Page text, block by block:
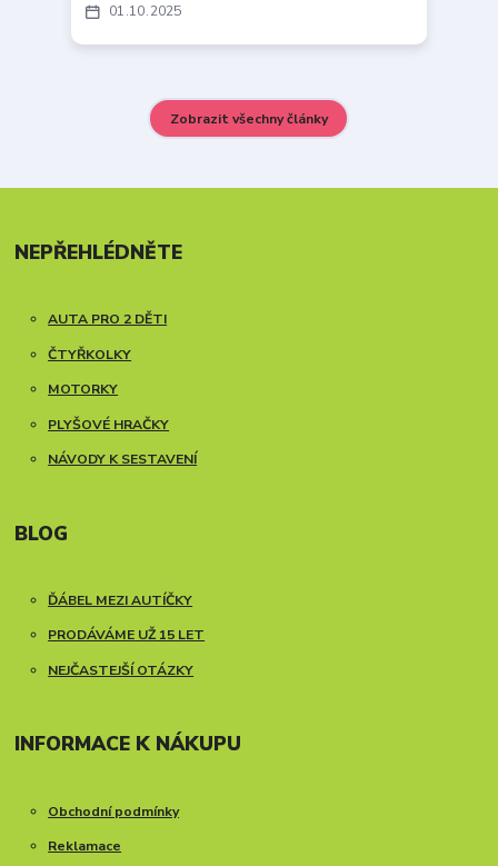
01 10 2025
Zobrazit všechny články
NEPŘEHLÉDNĚTE
AUTA PRO 2 DĚTI
ČTYŘKOLKY
MOTORKY
PLYŠOVÉ HRAČKY
NÁVODY K SESTAVENÍ
BLOG
ĎÁBEL MEZI AUTÍČKY
PRODÁVÁME UŽ 15 LET
NEJČASTEJŠÍ OTÁZKY
INFORMACE K NÁKUPU
Obchodní podmínky
Reklamace